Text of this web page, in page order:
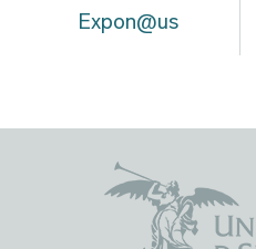
Expon@us